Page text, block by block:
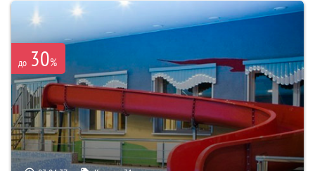
до 30%